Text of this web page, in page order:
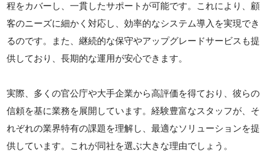
程をカバーし、一貫したサポートが可能です。これにより、顧
客のニーズに細かく対応し、効率的なシステム導入を実現でき
るのです。また、継続的な保守やアップグレードサービスも提
供しており、長期的な運用が安心できます。
実際、多くの官公庁や大手企業から高評価を得ており、彼らの
信頼を基に業務を展開しています。経験豊富なスタッフが、そ
れぞれの業界特有の課題を理解し、最適なソリューションを提
供しています。これが同社を選ぶ大きな理由でしょう。